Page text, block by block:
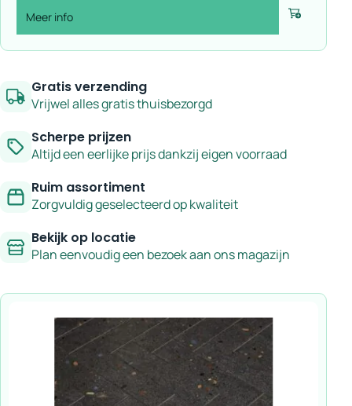
Meer info Voeg toe
Gratis verzending
Vrijwel alles gratis thuisbezorgd
Scherpe prijzen
Altijd een eerlijke prijs dankzij eigen voorraad
Ruim assortiment
Zorgvuldig geselecteerd op kwaliteit
Bekijk op locatie
Plan eenvoudig een bezoek aan ons magazijn